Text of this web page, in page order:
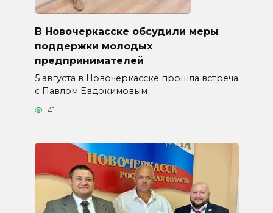
В Новочеркасске обсудили меры
поддержки молодых
предпринимателей
5 августа в Новочеркасске прошла встреча
с Павлом Евдокимовым
41